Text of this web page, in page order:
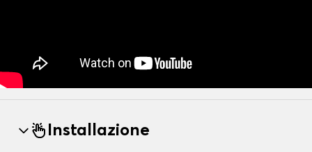
Installazione